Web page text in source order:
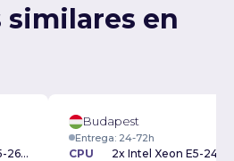
similares en
2x Intel Xeon E5-2609v3 1.90GHz
Budapest
Entrega: 24-72h
CPU